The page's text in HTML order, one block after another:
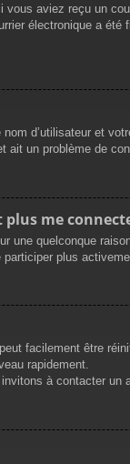
aviez reçu un
électronique a
d’utilisateur et
un problème de
plus me
une quelconque
plus
facilement être
rapidement.
à contacter un